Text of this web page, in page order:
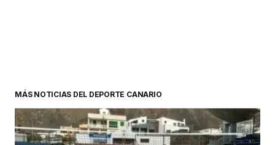
MÁS NOTICIAS DEL DEPORTE CANARIO